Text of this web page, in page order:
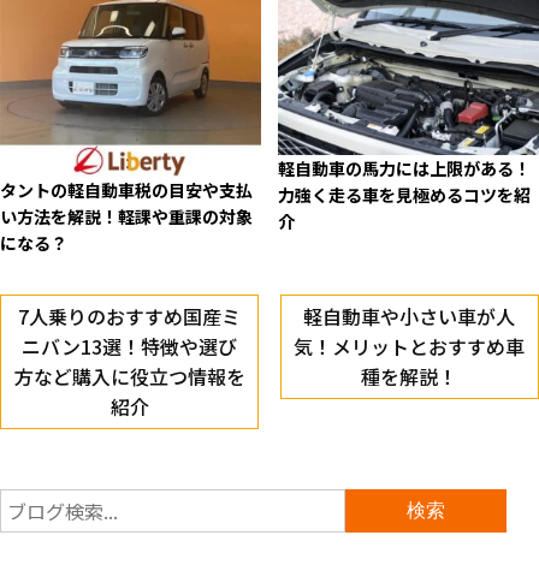
タントの軽自動車税の目安や支払
い方法を解説！軽課や重課の対象
になる？
軽自動車の馬力には上限がある！
力強く走る車を見極めるコツを紹
介
7人乗りのおすすめ国産ミ
ニバン13選！特徴や選び
方など購入に役立つ情報を
紹介
軽自動車や小さい車が人
気！メリットとおすすめ車
種を解説！